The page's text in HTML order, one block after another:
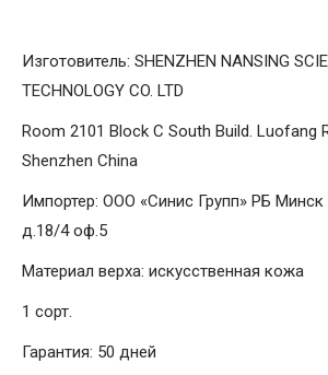
Изготовитель: SHENZHEN NANSING
TECHNOLOGY CO. LTD
Room 2101 Block C South Build. Luofang
Shenzhen China
Импортер: ООО «Синис Групп» РБ
д.18/4 оф.5
Материал верха: искусственная кожа
1 сорт.
Гарантия: 50 дней